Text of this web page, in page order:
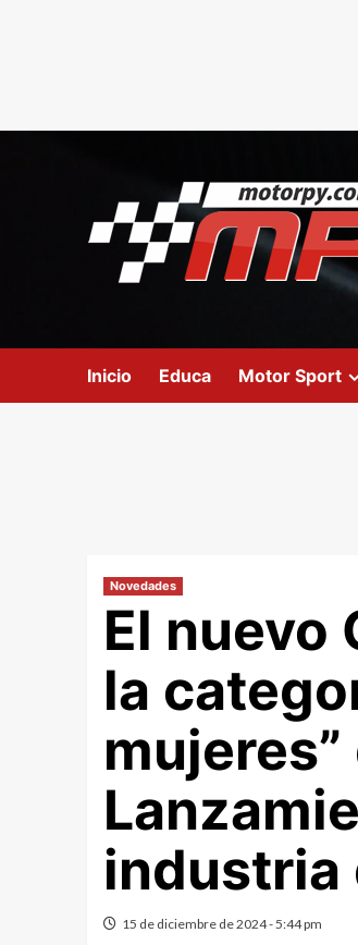
Inicio Educa Motor Sport
Novedades
El nuevo
la
industria
15 de diciembre de 2024 - 5:44 pm